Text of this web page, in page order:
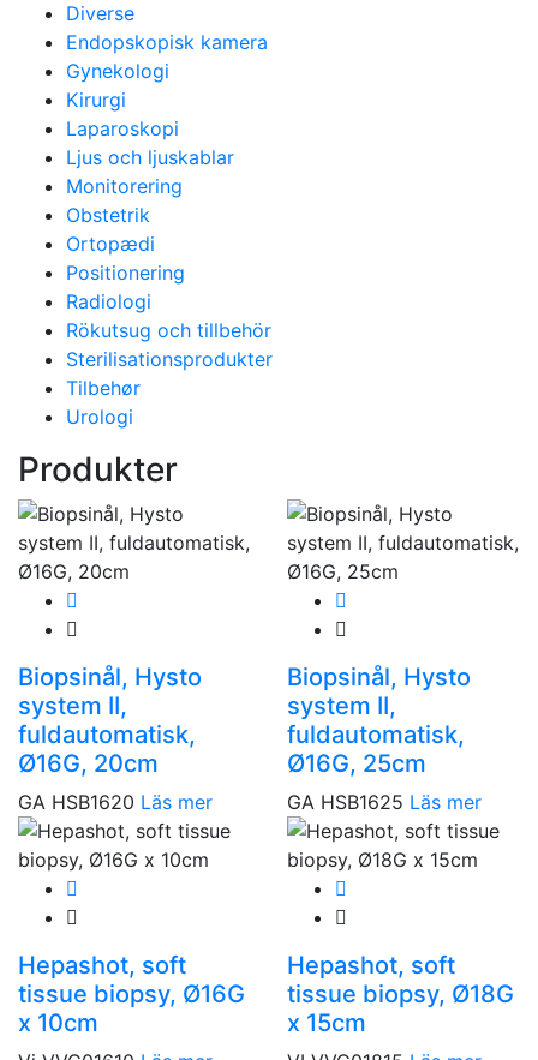
Produkter
Biopsinål, Hysto
system II,
fuldautomatisk,
Ø16G, 20cm
GA HSB1620 Läs mer
Biopsinål, Hysto
system II,
fuldautomatisk,
Ø16G, 25cm
GA HSB1625 Läs mer
Hepashot, soft
tissue biopsy, Ø16G
x 10cm
Hepashot, soft
tissue biopsy, Ø18G
x 15cm
Diverse
Endopskopisk kamera
Gynekologi
Kirurgi
Laparoskopi
Ljus och ljuskablar
Monitorering
Obstetrik
Ortopædi
Positionering
Radiologi
Rökutsug och tillbehör
Sterilisationsprodukter
Tilbehør
Urologi